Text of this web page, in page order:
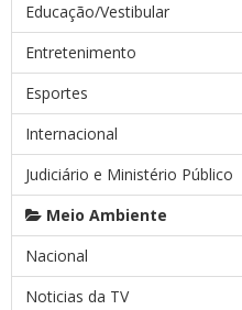
Educação/Vestibular
Entretenimento
Esportes
Internacional
Judiciário e Ministério Público
Meio Ambiente
Nacional
Noticias da TV